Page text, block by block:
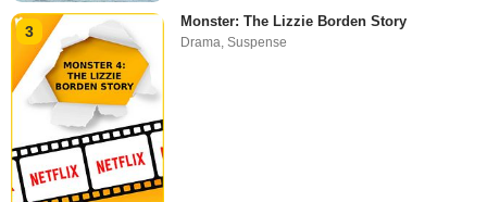
3
Monster: The Lizzie Borden Story
Drama,Suspense